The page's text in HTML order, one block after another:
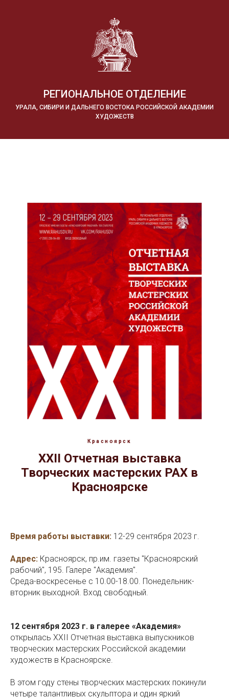
РЕГИОНАЛЬНОЕ ОТДЕЛЕНИЕ
УРАЛА, СИБИРИ И ДАЛЬНЕГО ВОСТОКА РОССИЙСКОЙ АКАДЕМИИ
ХУДОЖЕСТВ
Красноярск
XXII Отчетная выставка
Творческих мастерских РАХ в
Красноярске
Время работы выставки: 12-29 сентября 2023 г.
Адрес: Красноярск, пр.им. газеты "Красноярский
рабочий", 195. Галере "Академия".
Среда-воскресенье с 10.00-18.00. Понедельник-
вторник выходной. Вход свободный.
12 сентября 2023 г. в галерее «Академия»
открылась XXII Отчетная выставка выпускников
творческих мастерских Российской академии
художеств в Красноярске.
В этом году стены творческих мастерских покинули
четыре талантливых скульптора и один яркий